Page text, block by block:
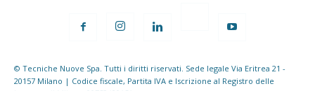
© Tecniche Nuove Spa. Tutti i diritti riservati. Sede legale Via Eritrea 21 -
20157 Milano | Codice fiscale, Partita IVA e Iscrizione al Registro delle